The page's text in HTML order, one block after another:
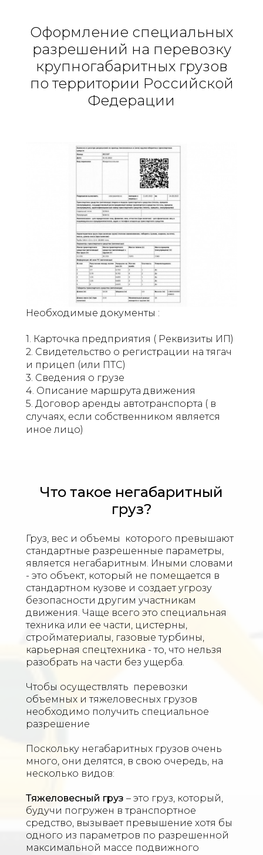
Оформление специальных
разрешений на перевозку
крупногабаритных грузов
по территории Российской
Федерации
Необходимые документы :
1. Карточка предприятия ( Реквизиты ИП)
2. Свидетельство о регистрации на тягач
и прицеп (или ПТС)
3. Сведения о грузе
4. Описание маршрута движения
5. Договор аренды автотранспорта ( в
случаях, если собственником является
иное лицо)​​​​​​​
Что такое негабаритный
груз?
Груз, вес и объемы которого превышают
стандартные разрешенные параметры,
является негабаритным. Иными словами
- это объект, который не помещается в
стандартном кузове и создает угрозу
безопасности другим участникам
движения. Чаще всего это специальная
техника или ее части, цистерны,
стройматериалы, газовые турбины,
карьерная спецтехника - то, что нельзя
разобрать на части без ущерба.
Чтобы осуществлять перевозки
объемных и тяжеловесных грузов
необходимо получить специальное
разрешение
Поскольку негабаритных грузов очень
много, они делятся, в свою очередь, на
несколько видов:
Тяжеловесный груз – это груз, который,
будучи погружен в транспортное
средство, вызывает превышение хотя бы
одного из параметров по разрешенной
максимальной массе подвижного